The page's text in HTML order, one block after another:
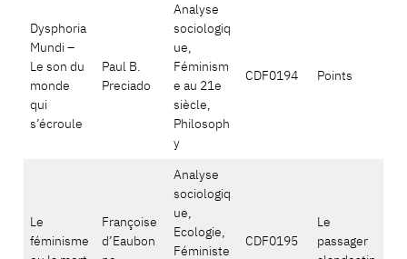
Dysphoria
Mundi –
Le son du
monde
qui
s’écroule
Paul B.
Preciado
Analyse
sociologiq
ue,
Féminism
e au 21e
siècle,
Philosoph
y
CDF0194 Points
Le
féminisme
Françoise
d’Eaubon
Analyse
sociologiq
ue,
Ecologie,
Féministe
CDF0195
Le
passager